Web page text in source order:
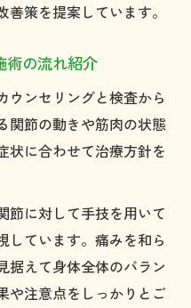
策を提案しています。
術の流れ紹介
ウンセリングと検査から
関節の動きや筋肉の状態
状に合わせて治療方針を
節に対して手技を用いて
しています。痛みを和ら
据えて身体全体のバラン
や注意点をしっかりとご